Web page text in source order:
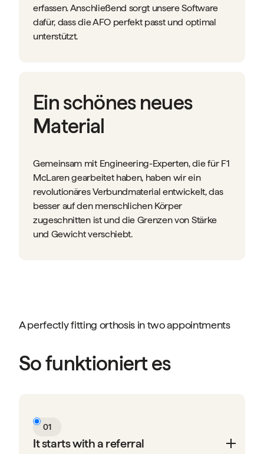
erfassen. Anschließend sorgt unsere Software
dafür, dass die AFO perfekt passt und optimal
unterstützt.
Ein schönes neues
Material
Gemeinsam mit Engineering-Experten, die für F1
McLaren gearbeitet haben, haben wir ein
revolutionäres Verbundmaterial entwickelt, das
besser auf den menschlichen Körper
zugeschnitten ist und die Grenzen von Stärke
und Gewicht verschiebt.
A perfectly fitting orthosis in two appointments
So funktioniert es
01
It starts with a referral